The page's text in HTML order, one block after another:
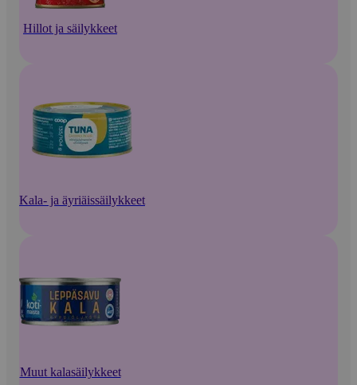
Hillot ja säilykkeet
Kala- ja äyriäissäilykkeet
Muut kalasäilykkeet